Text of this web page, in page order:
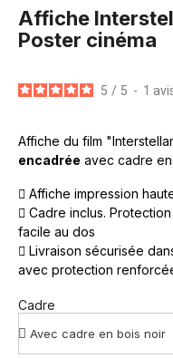
Affiche
Poster cinéma
5 / 5 - 1
Affiche du film
encadrée avec cadre
Affiche impression
Cadre inclus.
facile au dos
Livraison sécurisée
avec protection
Cadre